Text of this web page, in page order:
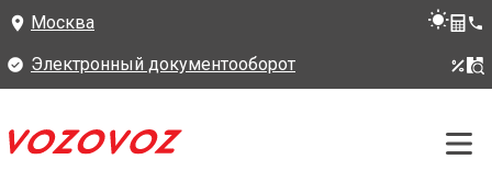
Москва
Электронный документооборот